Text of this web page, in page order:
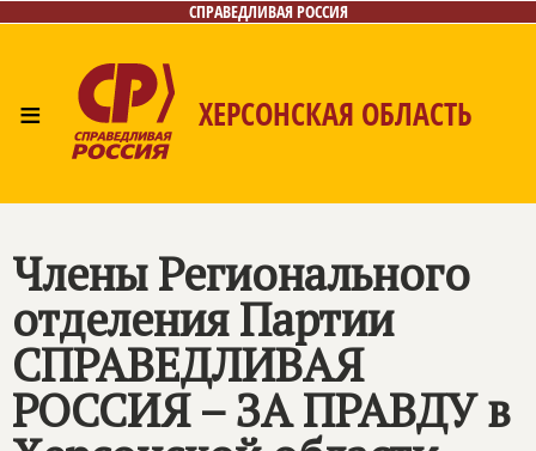
СПРАВЕДЛИВАЯ РОССИЯ
≡ ХЕРСОНСКАЯ ОБЛАСТЬ
Члены Регионального
отделения Партии
СПРАВЕДЛИВАЯ
РОССИЯ – ЗА ПРАВДУв